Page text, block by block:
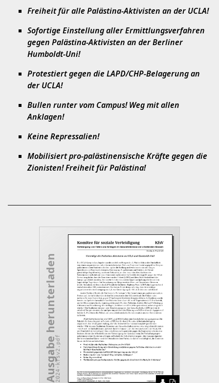
Freiheit für alle Palästina-Aktivisten an der UCLA!
Sofortige Einstellung aller Ermittlungsverfahren
gegen Palästina-Aktivisten an der Berliner
Humboldt-Uni!
Protestiert gegen die LAPD/CHP-Belagerung an
der UCLA!
Bullen runter vom Campus! Weg mit allen
Anklagen!
Keine Repressalien!
Mobilisiert pro-palästinensische Kräfte gegen die
Zionisten! Freiheit für Palästina!
Ausgabe herunterladen2024-kfsv2.pdf